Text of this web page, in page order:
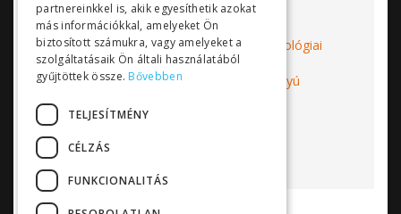
Címkék: Someflu
műanyagházas
vegyszerszivattyú
ipari szivattyú
technológiai
szivattyú
centrifugálszivattyú
korrózió
kopásállóság
mágneskuplungos szivattyú
Bővebben...
partnereinkkel is, akik egyesíthetik azokat
más információkkal, amelyeket Ön
biztosított számukra, vagy amelyeket a
szolgáltatásaik Ön általi használatából
gyűjtöttek össze. Bővebben
TELJESÍTMÉNY
CÉLZÁS
FUNKCIONALITÁS